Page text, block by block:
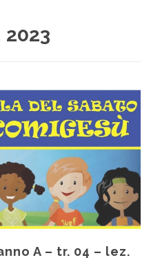
2023
A – tr. 04 – lez.